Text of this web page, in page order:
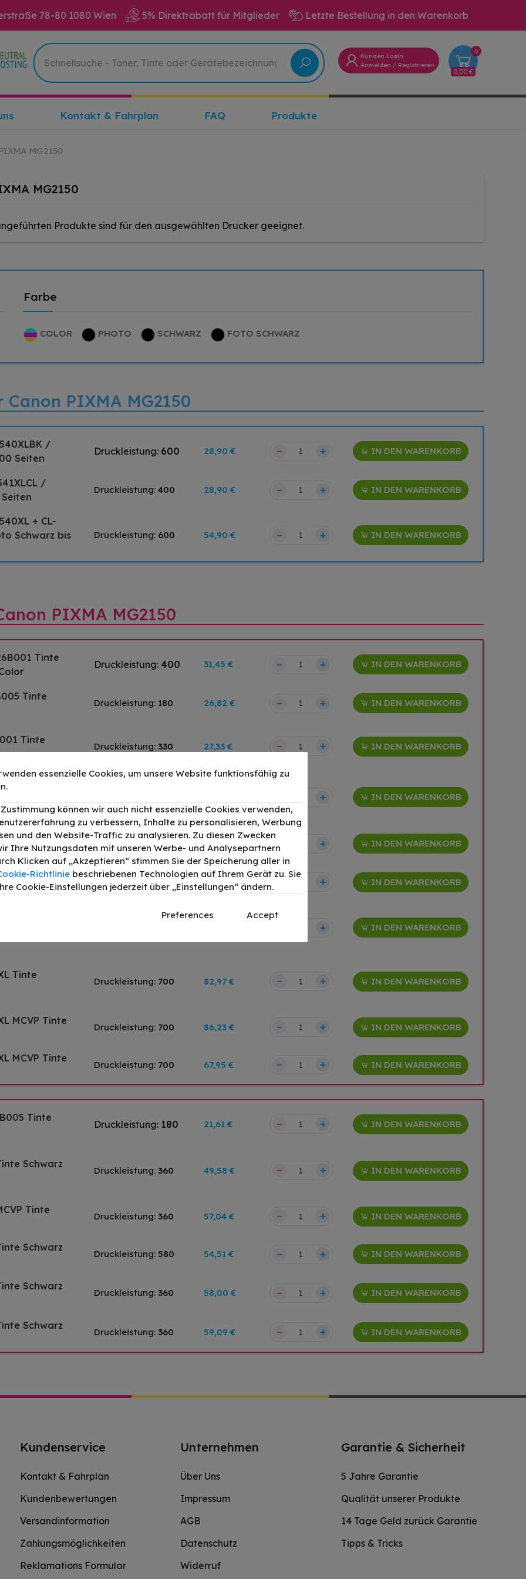
78-80 1080 Wien 5% Direktrabatt für Mitglieder Letzte Bestellung in den Warenkorb
Kunden Login
Anmelden / Registrieren
0
0,00 €
Kontakt & Fahrplan FAQ Produkte
MG2150
MG2150
Produkte sind für den ausgewählten Drucker geeignet.
Farbe
COLOR PHOTO SCHWARZ FOTO SCHWARZ
PIXMA MG2150
/
Seiten
Druckleistung: 600 28,90 € – + IN DEN WARENKORB
/
Druckleistung:400 28,90 € – + IN DEN WARENKORB
+ CL-
Schwarz bis
Druckleistung: 600 54,90 € – + IN DEN WARENKORB
PIXMA MG2150
Tinte
Druckleistung: 400 31,45 € – + IN DEN WARENKORB
Tinte
Druckleistung: 180 26,82 € – + IN DEN WARENKORB
Tinte
Druckleistung:330 27,33 € – + IN DEN WARENKORB
/ 5224B017
+ IN DEN WARENKORB
Twin Tinte
Druckleistung:600 44,49 € – + IN DEN WARENKORB
Tinte
Druckleistung: 47,66 € – + IN DEN WARENKORB
Tinte
+ IN DEN WARENKORB
Tinte
Druckleistung: 700 82,97 € – + IN DEN WARENKORB
MCVP Tinte
Druckleistung: 700 86,23 € – + IN DEN WARENKORB
MCVP Tinte
Druckleistung: 700 67,95 € – + IN DEN WARENKORB
Tinte
Druckleistung: 180 21,61 € – + IN DEN WARENKORB
Schwarz
Druckleistung:360 49,58 € – + IN DEN WARENKORB
Tinte
Druckleistung:360 57,04 € – + IN DEN WARENKORB
Schwarz
Druckleistung: 580 54,51 € – + IN DEN WARENKORB
Schwarz
Druckleistung:360 58,00 € – + IN DEN WARENKORB
Schwarz
Druckleistung:360 59,09 € – + IN DEN WARENKORB
Kundenservice
Kontakt & Fahrplan
Kundenbewertungen
Versandinformation
Zahlungsmöglichkeiten
Reklamations Formular
Unternehmen
Über Uns
Impressum
AGB
Datenschutz
Widerruf
Garantie & Sicherheit
5 Jahre Garantie
Qualität unserer Produkte
14 Tage Geld zurück Garantie
Tipps & Tricks
essenzielle Cookies, um unsere Website funktionsfähig zu
können wir auch nicht essenzielle Cookies verwenden,
zu verbessern, Inhalte zu personalisieren, Werbung
und den Website-Traffic zu analysieren. Zu diesen Zwecken
Ihre Nutzungsdaten mit unseren Werbe- und Analysepartnern
Klicken auf „Akzeptieren“ stimmen Sie der Speicherung aller in
Richtlinie beschriebenen Technologien auf Ihrem Gerät zu. Sie
Cookie-Einstellungen jederzeit über „Einstellungen“ ändern.
Preferences Accept